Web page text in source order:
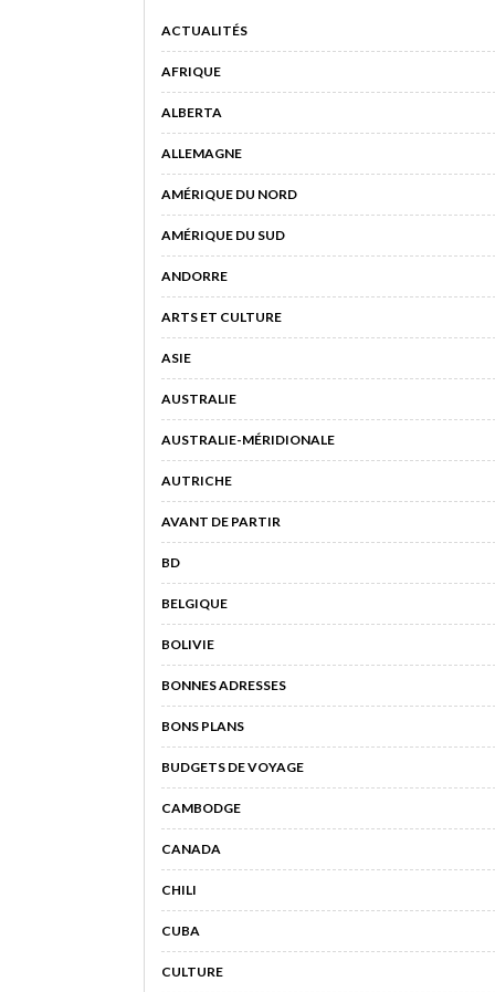
ACTUALITÉS
AFRIQUE
ALBERTA
ALLEMAGNE
AMÉRIQUE DU NORD
AMÉRIQUE DU SUD
ANDORRE
ARTS ET CULTURE
ASIE
AUSTRALIE
AUSTRALIE-MÉRIDIONALE
AUTRICHE
AVANT DE PARTIR
BD
BELGIQUE
BOLIVIE
BONNES ADRESSES
BONS PLANS
BUDGETS DE VOYAGE
CAMBODGE
CANADA
CHILI
CUBA
CULTURE